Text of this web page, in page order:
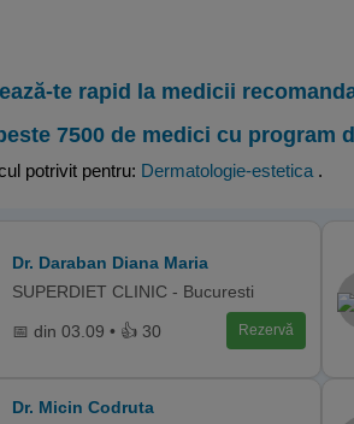
te rapid la medicii
7500 de medici cu program
potrivit pentru: Dermatologie-estetica .
Dr. Daraban Diana Maria
SUPERDIET CLINIC - Bucuresti
📅 din 03.09 • 👍 30 Rezervă
Dr. Micin Codruta